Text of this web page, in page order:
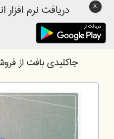
دریافت نرم افزار
جاکلیدی بافتاز